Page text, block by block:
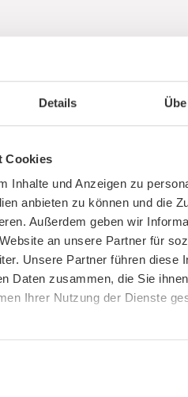
Details
Cookies
Inhalte und Anzeigen zu
anbieten zu können und die
Außerdem geben wir
an unsere Partner für
Unsere Partner führen diese
Daten zusammen, die Sie
Ihrer Nutzung der Dienste
absolvieren. An nur
Schulung, praxisnah